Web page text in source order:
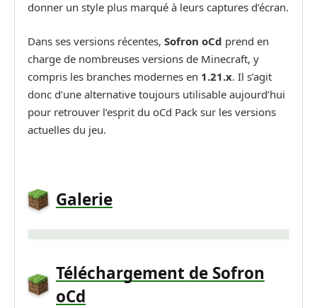
donner un style plus marqué à leurs captures d’écran.
Dans ses versions récentes, Sofron oCd prend en
charge de nombreuses versions de Minecraft, y
compris les branches modernes en 1.21.x. Il s’agit
donc d’une alternative toujours utilisable aujourd’hui
pour retrouver l’esprit du oCd Pack sur les versions
actuelles du jeu.
Galerie
Téléchargement de Sofron
oCd